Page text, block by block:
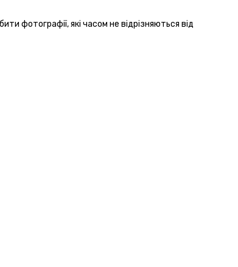
фотографії, які часом не відрізняються від